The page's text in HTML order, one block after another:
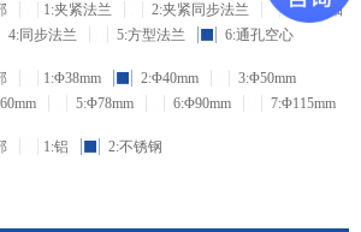
1:夹紧法兰 2:夹紧同步法兰
3:盲孔轴
4:同步法兰 5:方型法兰 6:通孔空心
1:Φ38mm 2:Φ40mm
3:Φ50mm
5:Φ78mm 6:Φ90mm 7:Φ115mm
1:铝 2:不锈钢